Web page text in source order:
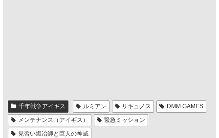
千年戦争アイギス ルミアン リキュノス
DMM GAMES
メンテナンス（アイギス）
緊急ミッション
見習い鍛冶師と巨人の神威